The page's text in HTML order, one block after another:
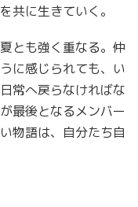
共に生きていく。
とも強く重なる。仲
に感じられても、い
常へ戻らなければな
最後となるメンバー
物語は、自分たち自